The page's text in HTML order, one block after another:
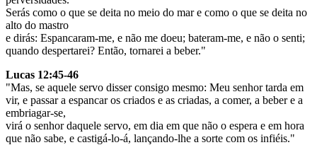
Serás como o que se deita no meio do mar e como o que se deita no
alto do mastro
e dirás: Espancaram-me, e não me doeu; bateram-me, e não o senti;
quando despertarei? Então, tornarei a beber."
Lucas 12:45-46
"Mas, se aquele servo disser consigo mesmo: Meu senhor tarda em
vir, e passar a espancar os criados e as criadas, a comer, a beber e a
embriagar-se,
virá o senhor daquele servo, em dia em que não o espera e em hora
que não sabe, e castigá-lo-á, lançando-lhe a sorte com os infiéis."